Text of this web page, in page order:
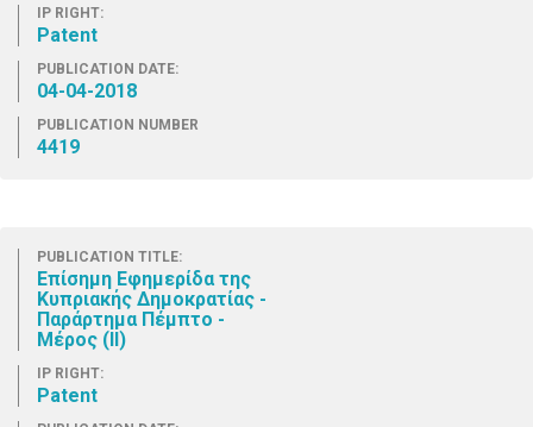
IP RIGHT:
Patent
PUBLICATION DATE:
04-04-2018
PUBLICATION NUMBER
4419
PUBLICATION TITLE:
Επίσημη Εφημερίδα της
Κυπριακής Δημοκρατίας -
Παράρτημα Πέμπτο -
Μέρος (ΙΙ)
IP RIGHT:
Patent